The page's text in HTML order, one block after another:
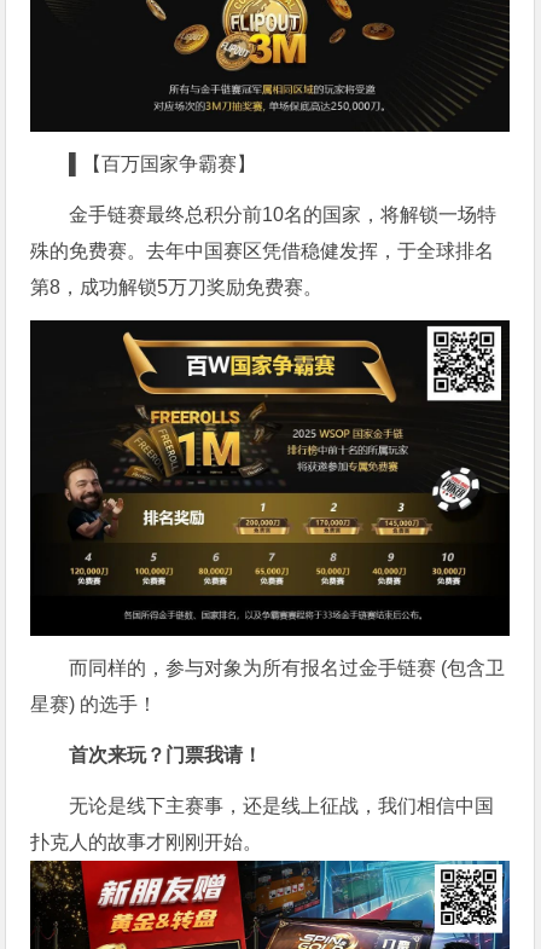
▌【百万国家争霸赛】
金手链赛最终总积分前10名的国家，将解锁一场特
殊的免费赛。去年中国赛区凭借稳健发挥，于全球排名
第8，成功解锁5万刀奖励免费赛。
而同样的，参与对象为所有报名过金手链赛 (包含卫
星赛) 的选手！
首次来玩？门票我请！
无论是线下主赛事，还是线上征战，我们相信中国
扑克人的故事才刚刚开始。